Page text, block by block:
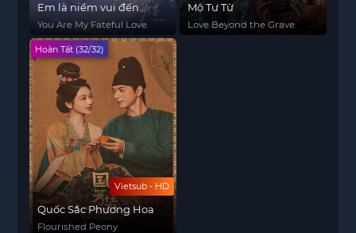
Em là niềm vui đến
muộn
You Are My Fateful Love
Mộ Tư Từ
Love Beyond the Grave
Vietsub - HD
Hoàn Tất (32/32)
Quốc Sắc Phương Hoa
Flourished Peony